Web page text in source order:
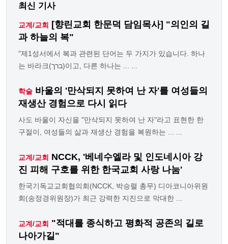
최신 기사
교계/교회 [향린교회 한문덕 담임목사] "의인의 길
과 하늘의 복"
"제1성서에서 복과 관련된 단어는 두 가지가 있습니다. 하나
는 바라크(ברך)이고, 다른 하나는 ... ...
학술 바울의 '만삭되지 못하여 난 자'를 여성들의
재생산 경험으로 다시 읽다
사도 바울이 자신을 "만삭되지 못하여 난 자"라고 표현한 한
구절이, 여성들의 삶과 재생산 경험을 복원하는 ... ...
교계/교회 NCCK, '베네수엘라 및 인도네시아 강
진 피해 구호를 위한 한국교회 사랑 나눔'
한국기독교교회협의회(NCCK, 박승렬 총무) 디아코니아위원
회(송정경위원장)가 최근 강력한 지진으로 막대한 ...
교계/교회 "적대를 종식하고 평화적 공존의 길로
나아가길"